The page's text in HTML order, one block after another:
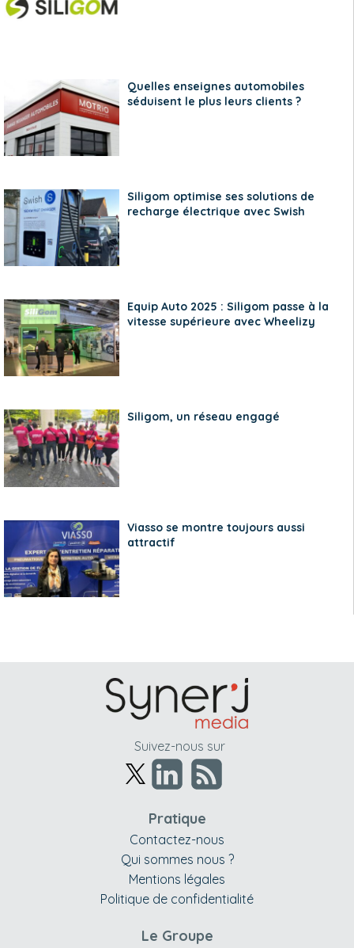
Quelles enseignes automobiles
séduisent le plus leurs clients ?
Siligom optimise ses solutions de
recharge électrique avec Swish
Equip Auto 2025 : Siligom passe à la
vitesse supérieure avec Wheelizy
Siligom, un réseau engagé
Viasso se montre toujours aussi
attractif
Suivez-nous sur
Pratique
Contactez-nous
Qui sommes nous ?
Mentions légales
Politique de confidentialité
Le Groupe